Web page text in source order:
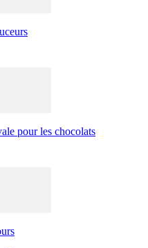
pour les chocolats